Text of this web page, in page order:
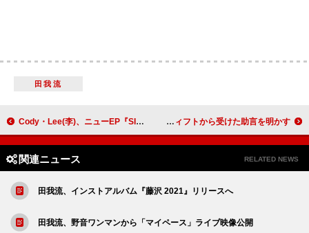
田我流
Cody・Lee(李)、ニューEP『SILVER』より新曲「未知」MV公開 アイス・スパイス、テイラー・スウィフトから受けた助言を明かす
関連ニュース RELATED NEWS
田我流、インストアルバム『藤沢 2021』リリースへ
田我流、野音ワンマンから「マイペース」ライブ映像公開